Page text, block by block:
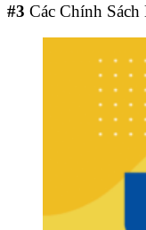
#3 Các Chính